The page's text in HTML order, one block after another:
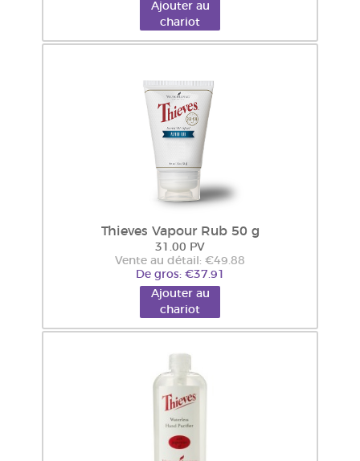
Ajouter au
chariot
Thieves Vapour Rub 50 g
31.00 PV
Vente au détail: €49.88
De gros: €37.91
Ajouter au
chariot